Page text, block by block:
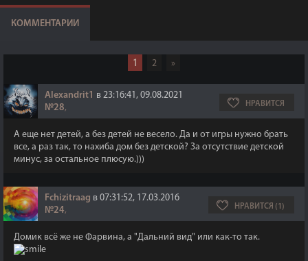
КОММЕНТАРИИ
1 2 »
Alexandrit1 в 23:16:41, 09.08.2021
№28, НРАВИТСЯ
А еще нет детей, а без детей не весело. Да и от игры нужно брать
все, а раз так, то нахиба дом без детской? За отсутствие детской
минус, за остальное плюсую.)))
Fchizitraag в 07:31:52, 17.03.2016
№24, НРАВИТСЯ (1)
Домик всё же не Фарвина, а "Дальний вид" или как-то так.